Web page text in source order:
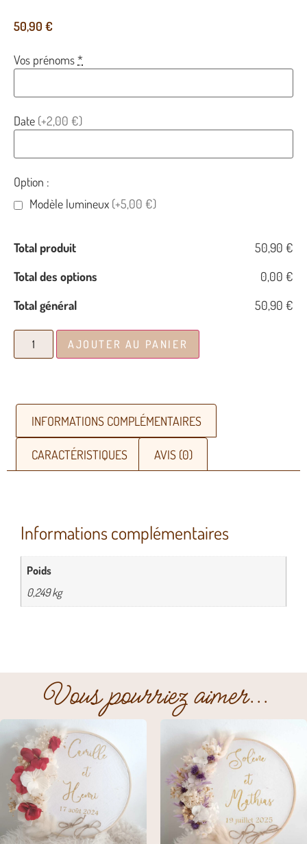
50,90 €
Vos prénoms*
Date (+2,00 €)
Option :
Modèle lumineux (+5,00 €)
Total produit
50,90 €
Total des options
0,00 €
Total général
50,90 €
AJOUTER AU PANIER
INFORMATIONS COMPLÉMENTAIRES
CARACTÉRISTIQUES AVIS (0)
Informations complémentaires
Poids
0,249 kg
Vous pourriez aimer...